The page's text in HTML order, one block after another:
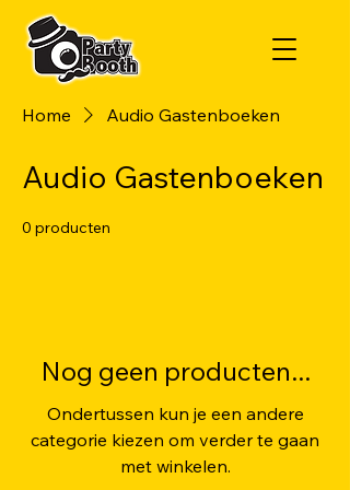
Home Audio Gastenboeken
Audio Gastenboeken
0 producten
Nog geen producten...
Ondertussen kun je een andere
categorie kiezen om verder te gaan
met winkelen.